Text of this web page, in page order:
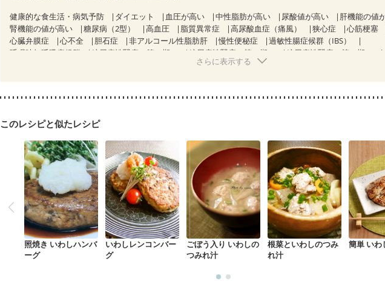
健康的な食生活・病気予防 ダイエット 血圧が高い 中性脂肪が高い 尿酸値が高い
肝機能の値
腎機能の値が高い
糖尿病（2型） 高血圧 脂質異常症 高尿酸血症（痛風） 狭心症
心筋梗塞
心臓弁膜症
心不全 胆石症 非アルコール性脂肪肝 慢性便秘症
過敏性腸症候群（IBS）
睡眠時無呼吸症候群
糖尿病性腎症（第１期） 糖尿病性腎症（第２期）
糖尿病性腎症（第３期）
CKD（ステージ３a） CKD（ステージ３b）
妊婦健診・血圧が気になる（初期）
妊婦健診・血糖値が気になる（初期） 妊娠高血圧(中期)
妊娠
低栄養予防
貧血対策
さらに表示する
このレシピと似たレシピ
照焼き いわしハンバ
ーグ
いわしレンコンバー
グ
ごぼう入り いわしの
つみれ汁
根菜といわしのつみ
れ汁
簡単 いわ